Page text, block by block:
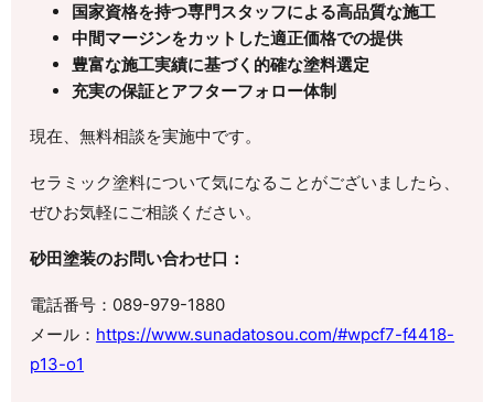
国家資格を持つ専門スタッフによる高品質な施工
中間マージンをカットした適正価格での提供
豊富な施工実績に基づく的確な塗料選定
充実の保証とアフターフォロー体制
現在、無料相談を実施中です。
セラミック塗料について気になることがございましたら、
ぜひお気軽にご相談ください。
砂田塗装のお問い合わせ口：
電話番号：089-979-1880
メール： https://www.sunadatosou.com/#wpcf7-f4418-
p13-o1